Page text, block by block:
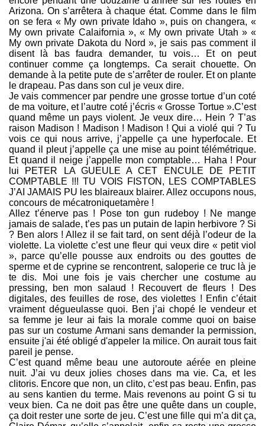
Arizona. On s’arrêtera à chaque état. Comme dans le film
on se fera « My own private Idaho », puis on changera, «
My own private Calaifornia », « My own private Utah » «
My own private Dakota du Nord », je sais pas comment il
disent là bas faudra demander, tu vois… Et on peut
continuer comme ça longtemps. Ca serait chouette. On
demande à la petite pute de s’arrêter de rouler. Et on plante
le drapeau. Pas dans son cul je veux dire.
Je vais commencer par pendre une grosse tortue d’un coté
de ma voiture, et l’autre coté j’écris « Grosse Tortue ».C’est
quand même un pays violent. Je veux dire… Hein ? T’as
raison Madison ! Madison ! Madison ! Qui a violé qui ? Tu
vois ce qui nous arrive, j’appelle ça une hyperfocale. Et
quand il pleut j’appelle ça une mise au point télémétrique.
Et quand il neige j’appelle mon comptable… Haha ! Pour
lui PETER LA GUEULE A CET ENCULE DE PETIT
COMPTABLE !!! TU VOIS FISTON, LES COMPTABLES
J’AI JAMAIS PU les blaireaux blairer. Allez occupons nous,
concours de mécatroniquetamère !
Allez t’énerve pas ! Pose ton gun rudeboy ! Ne mange
jamais de salade, t’es pas un putain de lapin herbivore ? Si
? Ben alors ! Allez il se fait tard, on sent déjà l’odeur de la
violette. La violette c’est une fleur qui veux dire « petit viol
», parce qu’elle pousse aux endroits ou des gouttes de
sperme et de cyprine se rencontrent, saloperie ce truc là je
te dis. Moi une fois je vais chercher une costume au
pressing, ben mon salaud ! Recouvert de fleurs ! Des
digitales, des feuilles de rose, des violettes ! Enfin c’était
vraiment dégueulasse quoi. Ben j’ai chopé le vendeur et
sa femme je leur ai fais la morale comme quoi on baise
pas sur un costume Armani sans demander la permission,
ensuite j'ai été obligé d'appeler la milice. On aurait tous fait
pareil je pense.
C’est quand même beau une autoroute aérée en pleine
nuit. J’ai vu deux jolies choses dans ma vie. Ca, et les
clitoris. Encore que non, un clito, c’est pas beau. Enfin, pas
au sens kantien du terme. Mais revenons au point G si tu
veux bien. Ca ne doit pas être une quête dans un couple,
ça doit rester une sorte de jeu. C’est une fille qui m’a dit ça,